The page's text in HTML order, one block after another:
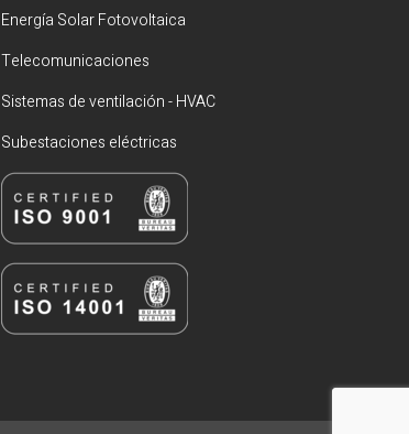
Energía Solar Fotovoltaica
Telecomunicaciones
Sistemas de ventilación - HVAC
Subestaciones eléctricas